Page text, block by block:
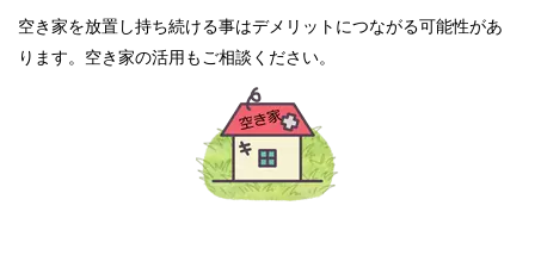
空き家を放置し持ち続ける事はデメリットにつながる可能性があ
ります。空き家の活用もご相談ください。